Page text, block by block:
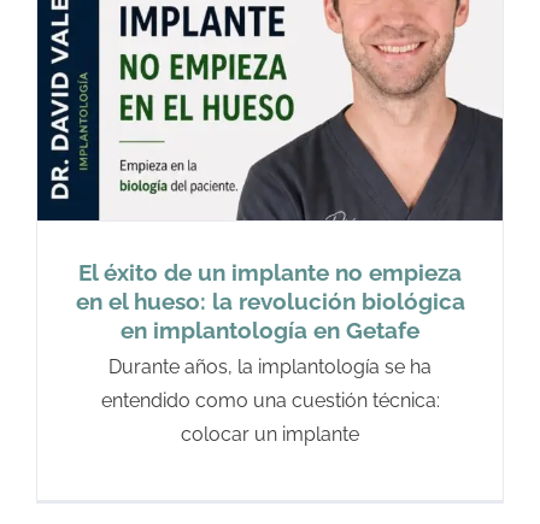
El éxito de un implante no empieza
en el hueso: la revolución biológica
en implantología en Getafe
Durante años, la implantología se ha
entendido como una cuestión técnica:
colocar un implante